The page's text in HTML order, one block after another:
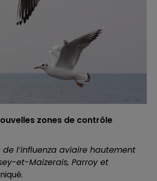
zones de contrôle
l’influenza aviaire hautement
et-Maizerais, Parroy et